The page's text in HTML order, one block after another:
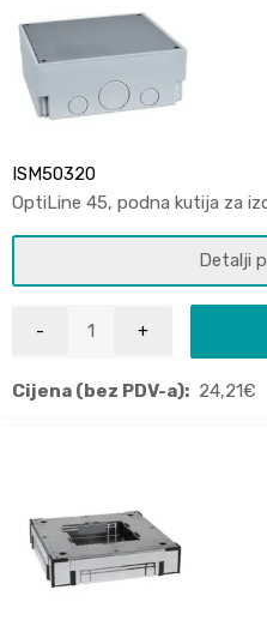
ISM50320
OptiLine 45, podna kutija za
Detalji
Cijena (bez PDV-a): 24,21€